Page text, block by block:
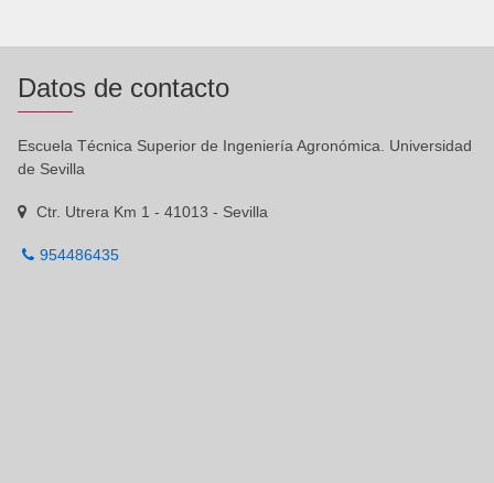
Datos de contacto
Escuela Técnica Superior de Ingeniería Agronómica. Universidad
de Sevilla
Ctr. Utrera Km 1 - 41013 - Sevilla
954486435